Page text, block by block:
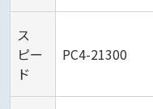
ス
ピー
ド
PC4-21300